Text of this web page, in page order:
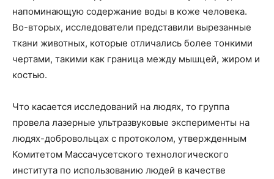
напоминающую содержание воды в коже человека.
Во-вторых, исследователи представили вырезанные
ткани животных, которые отличались более тонкими
чертами, такими как граница между мышцей, жиром и
костью.
Что касается исследований на людях, то группа
провела лазерные ультразвуковые эксперименты на
людях-добровольцах с протоколом, утвержденным
Комитетом Массачусетского технологического
института по использованию людей в качестве